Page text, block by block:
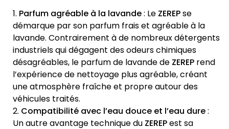
Parfum agréable à la lavande: Le ZEREPse
démarque par son parfum frais et agréable à la
lavande. Contrairement à de nombreux détergents
industriels qui dégagent des odeurs chimiques
désagréables, le parfum de lavande de ZEREP rend
l’expérience de nettoyage plus agréable, créant
une atmosphère fraîche et propre autour des
véhicules traités.
Compatibilité avec l’eau douce et l’eau dure:
Un autre avantage technique du ZEREPest sa